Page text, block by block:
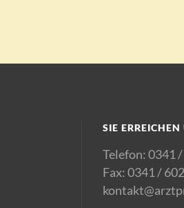
SIE ERREICHEN
Telefon: 0341
Fax: 0341 /